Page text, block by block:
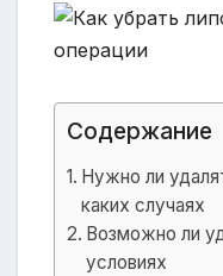
Содержание
Нужно ли
каких случаях
Возможно ли
условиях